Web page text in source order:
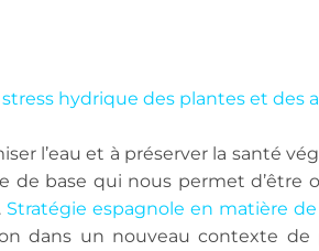
hydrique des plantes et des
l’eau et à préserver la santé
de base qui nous permet d’être
Stratégie espagnole en matière
dans un nouveau contexte